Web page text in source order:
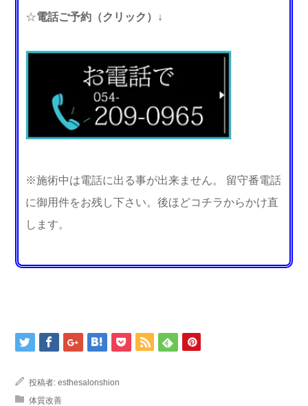
☆電話ご予約（クリック）↓
※施術中は電話に出る事が出来ません。 留守番電話
に御用件をお残し下さい。後ほどコチラからかけ直
します。
投稿者: esthesalonshion
体質改善